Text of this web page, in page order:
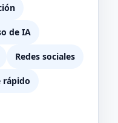
de IA
Redes sociales
rápido